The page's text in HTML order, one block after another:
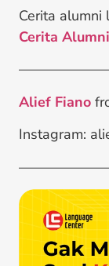
Cerita alumni
Cerita
Alief Fiano
Instagram: